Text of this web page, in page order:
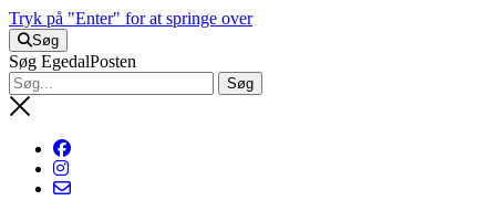
Tryk på "Enter" for at springe over
Søg
Søg EgedalPosten